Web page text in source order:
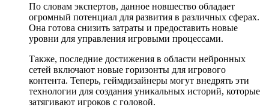
По словам экспертов, данное новшество обладает
огромный потенциал для развития в различных сферах.
Она готова снизить затраты и предоставить новые
уровни для управления игровыми процессами.
Также, последние достижения в области нейронных
сетей включают новые горизонты для игрового
контента. Теперь, геймдизайнеры могут внедрять эти
технологии для создания уникальных историй, которые
затягивают игроков с головой.